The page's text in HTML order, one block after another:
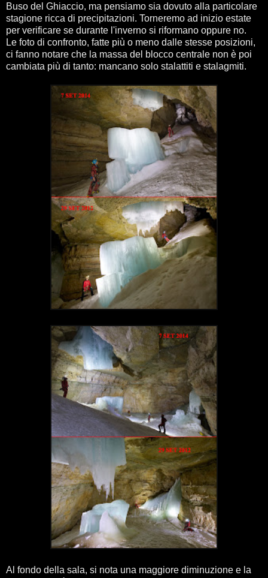
Buso del Ghiaccio, ma pensiamo sia dovuto alla particolare
stagione ricca di precipitazioni. Torneremo ad inizio estate
per verificare se durante l'inverno si riformano oppure no.
Le foto di confronto, fatte più o meno dalle stesse posizioni,
ci fanno notare che la massa del blocco centrale non è poi
cambiata più di tanto: mancano solo stalattiti e stalagmiti.
Al fondo della sala, si nota una maggiore diminuzione e la